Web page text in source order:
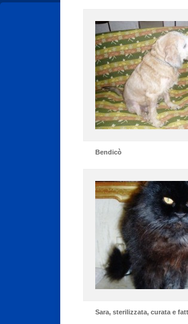
Bendicò
Sara, sterilizzata, curata e